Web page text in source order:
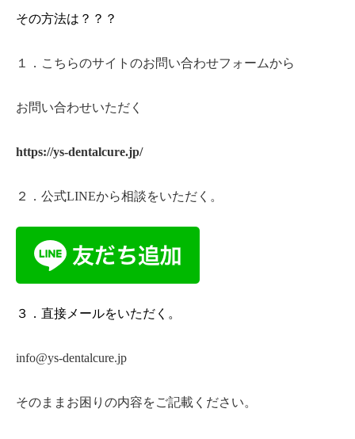
歯並び、噛み合わせ、多発性の虫歯のお悩みは、
まずは各種オンライン相談で！
その方法は？？？
１．こちらのサイトのお問い合わせフォームから
お問い合わせいただく
https://ys-dentalcure.jp/
２．公式LINEから相談をいただく。
３．直接メールをいただく。